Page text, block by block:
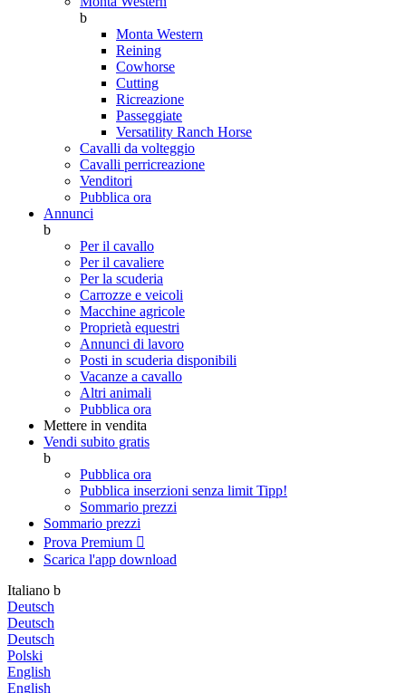
b
Monta Western
Reining
Cowhorse
Cutting
Ricreazione
Passeggiate
Versatility Ranch Horse
Cavalli da volteggio
Cavalli perricreazione
Venditori
Pubblica ora
Annunci
b
Per il cavallo
Per il cavaliere
Per la scuderia
Carrozze e veicoli
Macchine agricole
Proprietà equestri
Annunci di lavoro
Posti in scuderia disponibili
Vacanze a cavallo
Altri animali
Pubblica ora
Mettere in vendita
Vendi subito gratis
b
Pubblica ora
Pubblica inserzioni senza limit Tipp!
Sommario prezzi
Sommario prezzi
Prova Premium 
Scarica l'app download
Italiano b
Deutsch
Deutsch
Deutsch
Polski
English
English